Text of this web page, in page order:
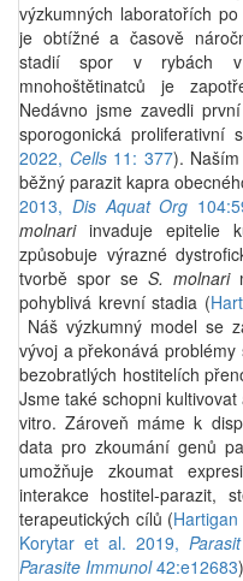
výzkumných laboratořích
je obtížné a časově
stadií spor v rybách v
mnohoštětinatců je
Nedávno jsme zavedli
sporogonická proliferativní
2022, Cells11: 377).
běžný parazit kapra
2013, Dis Aquat Org
molnariinvaduje epitelie
způsobuje výrazné
tvorbě spor seS. molnari
pohyblivá krevní stadia (
Náš výzkumný model se
vývoj a překonává
bezobratlých hostitelích
Jsme také schopni
vitro. Zároveň máme k
data pro zkoumání genů
umožňuje zkoumat
interakce hostitel-parazit,
terapeutických cílů (
Korytar et al. 2019,
Parasite Immunol42:e12683